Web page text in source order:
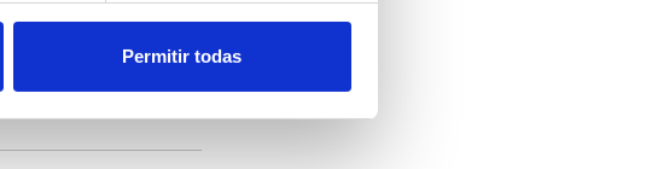
Permitir todas
objetivos, ideas
sector, y converger